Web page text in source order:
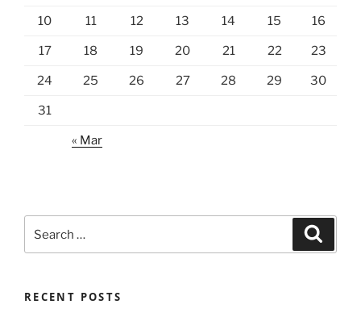
10 11 12 13 14 15 16
17 18 19 20 21 22 23
24 25 26 27 28 29 30
31
« Mar
for:
RECENT POSTS